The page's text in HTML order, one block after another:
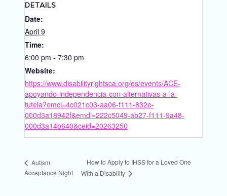
DETAILS
Date:
April 9
Time:
6:00 pm - 7:30 pm
Website:
https://www.disabilityrightsca.org/es/events/ACE-
apoyando-independencia-con-alternativas-a-la-
tutela?emci=4c021c03-aa06-f111-832e-
000d3a18942f&emdi=222c5049-ab27-f111-9a48-
000d3a14b640&ceid=20263250
Autism
Acceptance Night
How to Apply to IHSS for a Loved One
With a Disability